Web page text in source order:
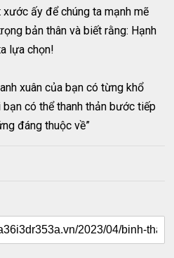
ấy để chúng ta mạnh mẽ
bản thân và biết rằng: Hạnh
lựa chọn!
xuân của bạn có từng khổ
có thể thanh thản bước tiếp
đáng thuộc về”